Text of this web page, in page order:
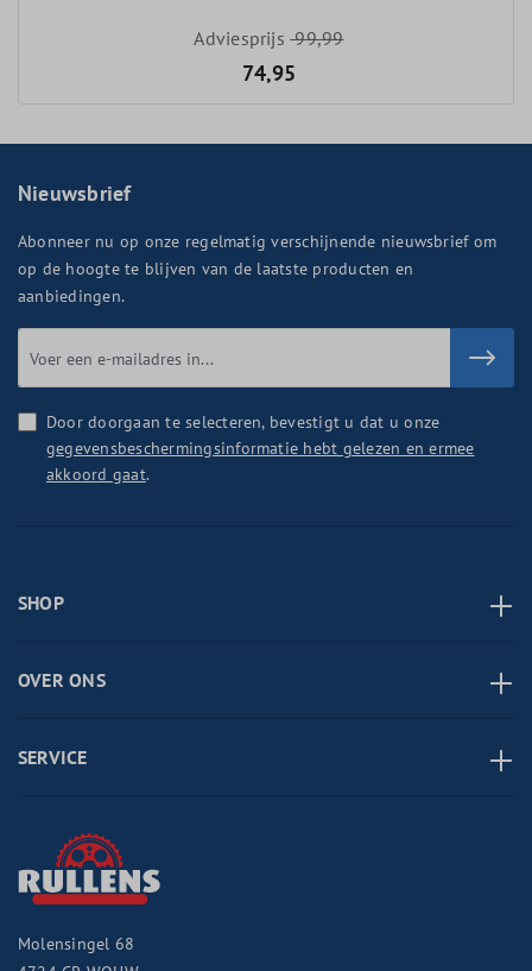
Adviesprijs99,99
74,95
Nieuwsbrief
Abonneer nu op onze regelmatig verschijnende nieuwsbrief om
op de hoogte te blijven van de laatste producten en
aanbiedingen.
Door doorgaan te selecteren, bevestigt u dat u onze
gegevensbeschermingsinformatie hebt gelezen en ermee
akkoord gaat.
SHOP
OVER ONS
SERVICE
Molensingel 68